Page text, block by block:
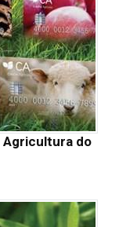
Agricultura do